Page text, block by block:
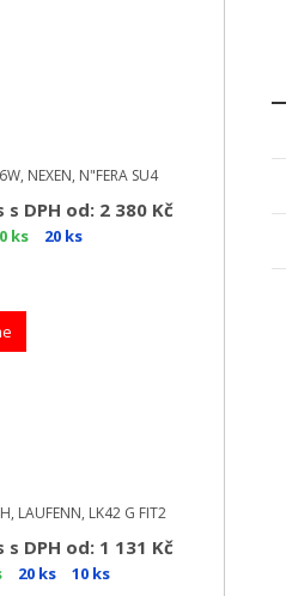
NEXEN, N"FERA SU4
s DPH od: 2 380 Kč
ks 20 ks
LAUFENN, LK42 G FIT2
s DPH od: 1 131 Kč
20 ks 10 ks